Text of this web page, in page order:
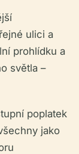
ulici a
prohlídku a
světla –
poplatek
jako